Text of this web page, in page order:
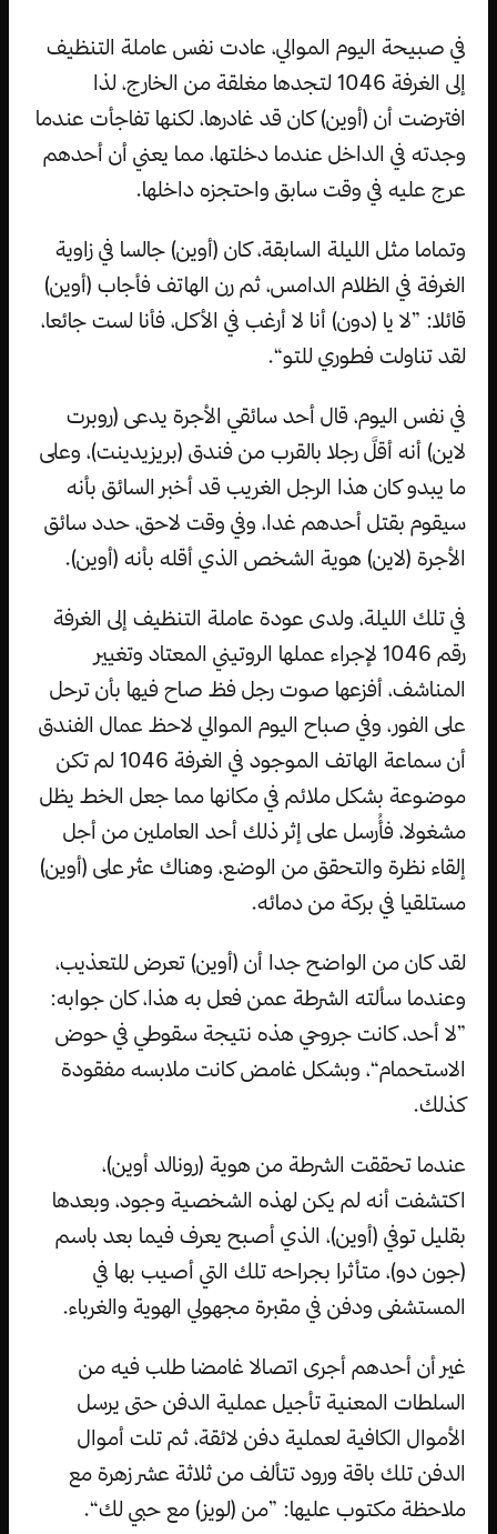
في صبيحة اليوم الموالي، عادت نفس عاملة التنظيف
إلى الغرفة 1046 لتجدها مغلقة من الخارج، لذا
افترضت أن (أوين) كان قد غادرها، لكنها تفاجأت عندما
وجدته في الداخل عندما دخلتها، مما يعني أن أحدهم
عرج عليه في وقت سابق واحتجزه داخلها.
وتماما مثل الليلة السابقة، كان (أوين) جالسا في زاوية
الغرفة في الظلام الدامس، ثم رن الهاتف فأجاب (أوين)
قائلا: ”لا يا (دون) أنا لا أرغب في الأكل، فأنا لست جائعا،
لقد تناولت فطوري للتو“.
في نفس اليوم، قال أحد سائقي الأجرة يدعى (روبرت
لاين) أنه أقلَّ رجلا بالقرب من فندق (بريزيدينت)، وعلى
ما يبدو كان هذا الرجل الغريب قد أخبر السائق بأنه
سيقوم بقتل أحدهم غدا، وفي وقت لاحق، حدد سائق
الأجرة (لاين) هوية الشخص الذي أقله بأنه (أوين).
في تلك الليلة، ولدى عودة عاملة التنظيف إلى الغرفة
رقم 1046 لإجراء عملها الروتيني المعتاد وتغيير
المناشف، أفزعها صوت رجل فظ صاح فيها بأن ترحل
على الفور، وفي صباح اليوم الموالي لاحظ عمال الفندق
أن سماعة الهاتف الموجود في الغرفة 1046 لم تكن
موضوعة بشكل ملائم في مكانها مما جعل الخط يظل
مشغولا، فأُرسل على إثر ذلك أحد العاملين من أجل
إلقاء نظرة والتحقق من الوضع، وهناك عثر على (أوين)
مستلقيا في بركة من دمائه.
لقد كان من الواضح جدا أن (أوين) تعرض للتعذيب،
وعندما سألته الشرطة عمن فعل به هذا، كان جوابه:
”لا أحد، كانت جروحي هذه نتيجة سقوطي في حوض
الاستحمام“، وبشكل غامض كانت ملابسه مفقودة
كذلك.
عندما تحققت الشرطة من هوية (رونالد أوين)،
اكتشفت أنه لم يكن لهذه الشخصية وجود، وبعدها
بقليل توفي (أوين)، الذي أصبح يعرف فيما بعد باسم
(جون دو)، متأثرا بجراحه تلك التي أصيب بها في
المستشفى ودفن في مقبرة مجهولي الهوية والغرباء.
غير أن أحدهم أجرى اتصالا غامضا طلب فيه من
السلطات المعنية تأجيل عملية الدفن حتى يرسل
الأموال الكافية لعملية دفن لائقة، ثم تلت أموال
الدفن تلك باقة ورود تتألف من ثلاثة عشر زهرة مع
ملاحظة مكتوب عليها: ”من (لويز) مع حبي لك“.